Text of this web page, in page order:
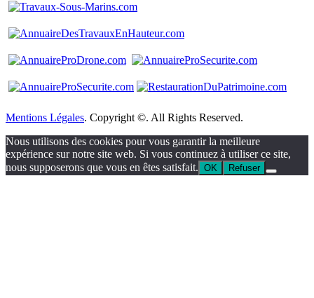
Mentions Légales. Copyright ©. All Rights Reserved.
Nous utilisons des cookies pour vous garantir la meilleure
expérience sur notre site web. Si vous continuez à utiliser ce site,
nous supposerons que vous en êtes satisfait. OK Refuser